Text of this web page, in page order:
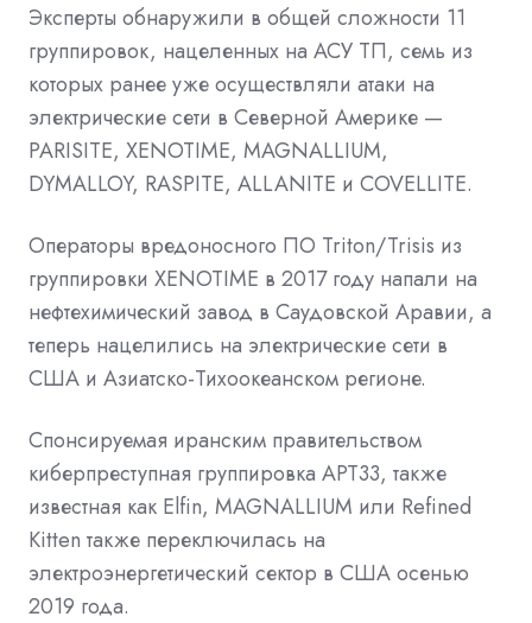
Эксперты обнаружили в общей сложности 11
группировок, нацеленных на АСУ ТП, семь из
которых ранее уже осуществляли атаки на
электрические сети в Северной Америке —
PARISITE, XENOTIME, MAGNALLIUM,
DYMALLOY, RASPITE, ALLANITE и COVELLITE.
Операторы вредоносного ПО Triton/Trisis из
группировки XENOTIME в 2017 году напали на
нефтехимический завод в Саудовской Аравии, а
теперь нацелились на электрические сети в
США и Азиатско-Тихоокеанском регионе.
Спонсируемая иранским правительством
киберпреступная группировка APT33, также
известная как Elfin, MAGNALLIUM или Refined
Kitten также переключилась на
электроэнергетический сектор в США осенью
2019 года.